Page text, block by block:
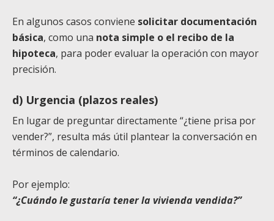
En algunos casos conviene solicitar documentación
básica, como una nota simple o el recibo de la
hipoteca, para poder evaluar la operación con mayor
precisión.
d) Urgencia (plazos reales)
En lugar de preguntar directamente “¿tiene prisa por
vender?”, resulta más útil plantear la conversación en
términos de calendario.
Por ejemplo:
“¿Cuándo le gustaría tener la vivienda vendida?”